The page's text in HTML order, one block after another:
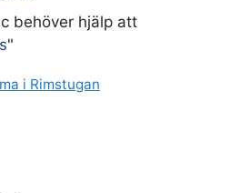
behöver hjälp att
"
i Rimstugan